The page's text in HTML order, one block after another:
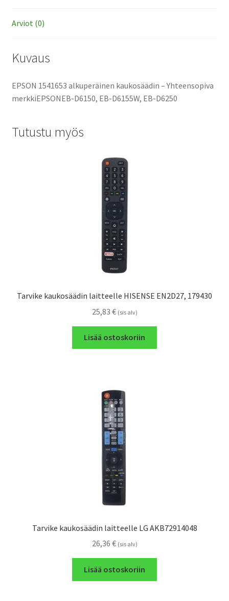
Arviot (0)
Kuvaus
EPSON 1541653 alkuperäinen kaukosäädin – Yhteensopiva
merkkiEPSONEB-D6150, EB-D6155W, EB-D6250
Tutustu myös
Tarvike kaukosäädin laitteelle HISENSE EN2D27, 179430
25,83 € (sis alv)
Lisää ostoskoriin
Tarvike kaukosäädin laitteelle LG AKB72914048
26,36 € (sis alv)
Lisää ostoskoriin